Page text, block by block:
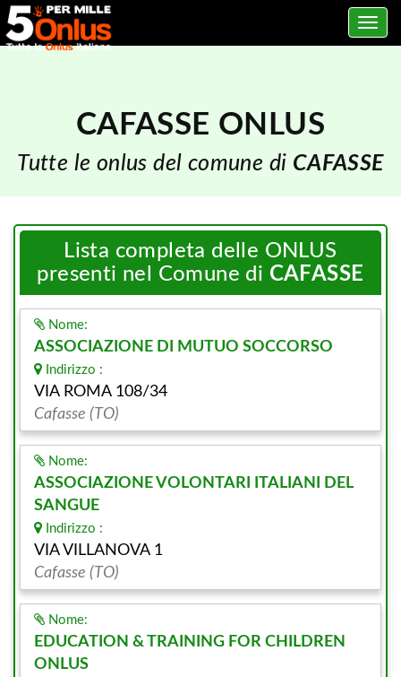
Toggle
CAFASSE ONLUS
Tutte le onlus del comune di CAFASSE
Lista completa delle ONLUS
presenti nel Comune di CAFASSE
Nome:
ASSOCIAZIONE DI MUTUO SOCCORSO
Indirizzo :
VIA ROMA 108/34
Cafasse (TO)
Nome:
ASSOCIAZIONE VOLONTARI ITALIANI DEL
SANGUE
Indirizzo :
VIA VILLANOVA 1
Cafasse (TO)
Nome:
EDUCATION & TRAINING FOR CHILDREN
ONLUS